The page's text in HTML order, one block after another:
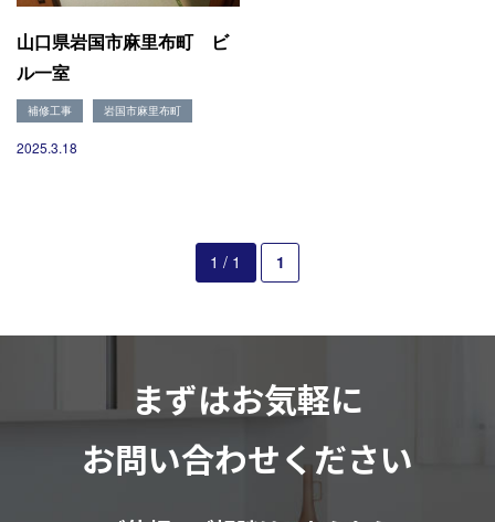
山口県岩国市麻里布町 ビ
ル一室
補修工事 岩国市麻里布町
2025.3.18
1 / 1 1
まずはお気軽に
お問い合わせください